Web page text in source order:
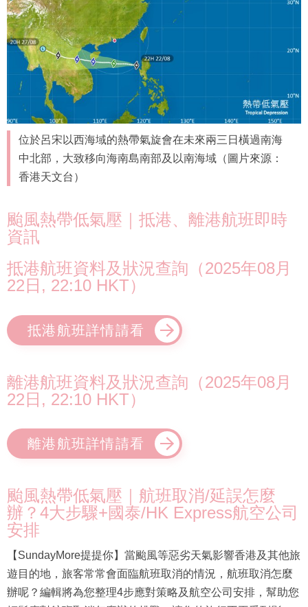
位於呂宋以西海域的熱帶氣旋會在未來兩三日橫過南海
中北部，大致移向海南島南部及以南海域（圖片來源：
香港天文台）
颱風熱帶低氣壓｜抵港、離港航班即時
資訊
抵港航班資料及狀況查詢（2025年08月
22日, 22:10 HKT）
抵港航班詳情請看
離港航班資料及狀況查詢（2025年08月
22日, 22:10 HKT）
離港航班詳情請看
颱風熱帶低氣壓｜航班取消/延誤怎麼
辦？4大步驟+國泰/HK Express航空公司
安排
【SundayMore提提你】當颱風等惡劣天氣影響香港及其他旅
遊目的地，旅客常常會面臨航班取消的情況，航班取消怎麼
辦呢？編輯將為您整理4步應對策略及航空公司安排，幫助您